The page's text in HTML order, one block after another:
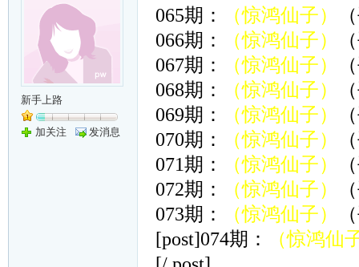
新手上路
加关注 发消息
065期： （惊鸿仙子）
066期：
（惊鸿仙子）
067期：
（惊鸿仙子）
068期：
（惊鸿仙子）
069期：
（惊鸿仙子）
070期：
（惊鸿仙子）
071期：
（惊鸿仙子）
072期：
（惊鸿仙子）
073期：
（惊鸿仙子）
[post]074期：
（惊鸿仙